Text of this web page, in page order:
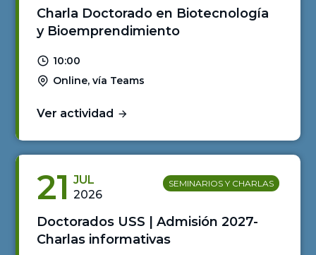
Charla Doctorado en Biotecnología
y Bioemprendimiento
10:00
Online, vía Teams
Ver actividad
21 JUL
2026
SEMINARIOS Y CHARLAS
Doctorados USS | Admisión 2027-
Charlas informativas